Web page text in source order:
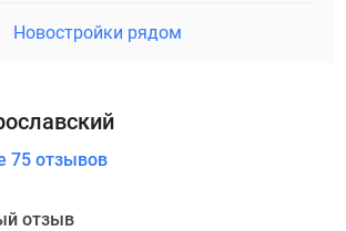
Новостройки рядом
75 отзывов
отзыв